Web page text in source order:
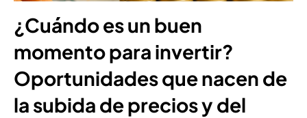
¿Cuándo es un buen
momento para invertir?
Oportunidades que nacen de
la subida de precios y del